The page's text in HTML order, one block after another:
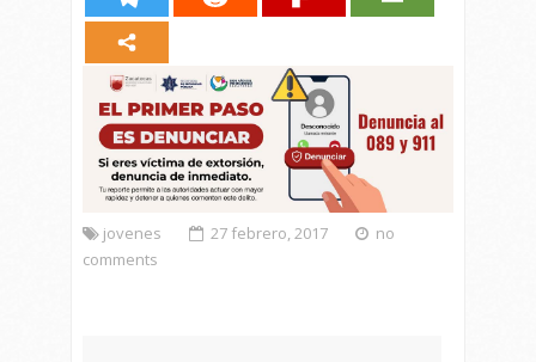
jovenes 27 febrero, 2017
no
comments